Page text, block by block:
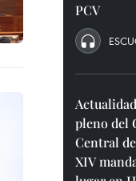
PCV
pleno del
Central
XIV